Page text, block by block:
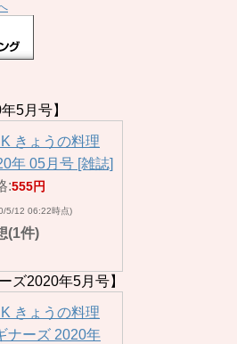
5月号】
きょうの料理
年 05月号 [雑誌]
:555円
5/12 06:22時点)
(1件)
ズ2020年5月号】
きょうの料理
ナーズ 2020年